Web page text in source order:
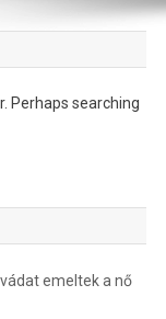
Perhaps searching
emeltek a nő